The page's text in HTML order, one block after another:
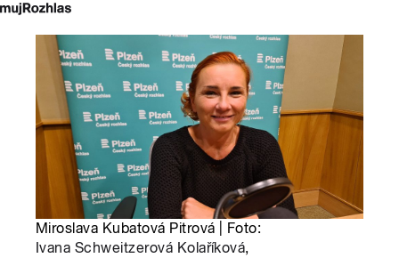
Miroslava Kubatová Pitrová | Foto:
Ivana Schweitzerová Kolaříková,